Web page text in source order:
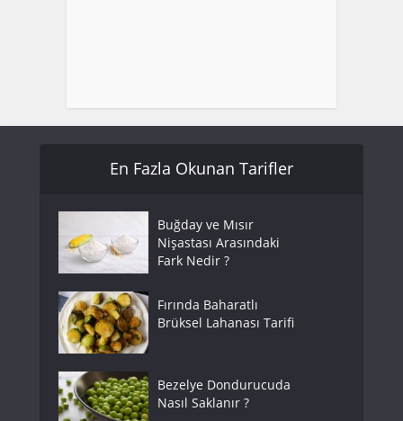
En Fazla Okunan Tarifler
Buğday ve Mısır
Nişastası Arasındaki
Fark Nedir ?
Fırında Baharatlı
Brüksel Lahanası Tarifi
Bezelye Dondurucuda
Nasıl Saklanır ?